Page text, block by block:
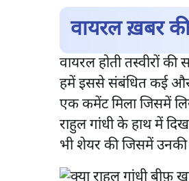
वायरल ख़बर
वायरल होती तस्वीरों
हमें इससे संबंधित कई और
एक कमेंट मिला जिसमें
राहुल गांधी के हाथ में
भी शेयर की जिसमें